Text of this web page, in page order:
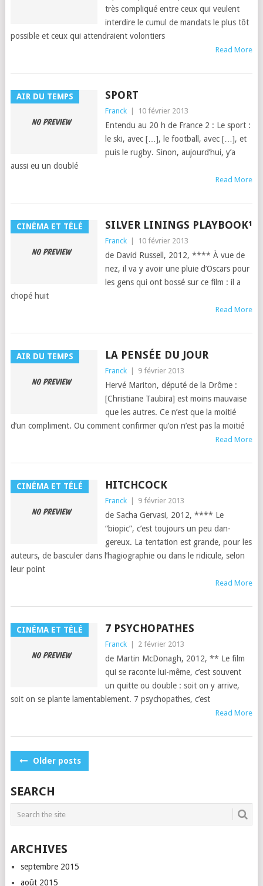
très com­pliqué entre ceux qui veu­lent
inter­dire le cumul de man­dats le plus tôt
pos­si­ble et ceux qui attendraient volon­tiers
Read More
AIR DU TEMPS SPORT
Franck 10 février 2013
Enten­du au 20 h de France 2 : Le sport :
le ski, avec […], le foot­ball, avec […], et
puis le rugby. Sinon, aujour­d’hui, y’a
aus­si eu un dou­blé
Read More
CINÉMA ET TÉLÉ SILVER LININGS PLAYBOOK¹
Franck 10 février 2013
de David Rus­sell, 2012, **** À vue de
nez, il va y avoir une pluie d’Oscars pour
les gens qui ont bossé sur ce film : il a
chopé huit
Read More
AIR DU TEMPS LA PENSÉE DU JOUR
Franck 9 février 2013
Hervé Mari­ton, député de la Drôme :
[Chris­tiane Taubi­ra] est moins mau­vaise
que les autres. Ce n’est que la moitié
d’un compliment. Ou com­ment con­firmer qu’on n’est pas la moitié
Read More
CINÉMA ET TÉLÉ HITCHCOCK
Franck 9 février 2013
de Sacha Ger­vasi, 2012, **** Le
“biopic”, c’est tou­jours un peu dan­
gereux. La ten­ta­tion est grande, pour les
auteurs, de bas­culer dans l’ha­giogra­phie ou dans le ridicule, selon
leur point
Read More
CINÉMA ET TÉLÉ 7 PSYCHOPATHES
Franck 2 février 2013
de Mar­tin McDon­agh, 2012, ** Le film
qui se racon­te lui-même, c’est sou­vent
un quitte ou dou­ble : soit on y arrive,
soit on se plante lamentablement. 7 psy­chopathes, c’est
Read More
POSTS
Older posts
SEARCH
ARCHIVES
septembre 2015
août 2015